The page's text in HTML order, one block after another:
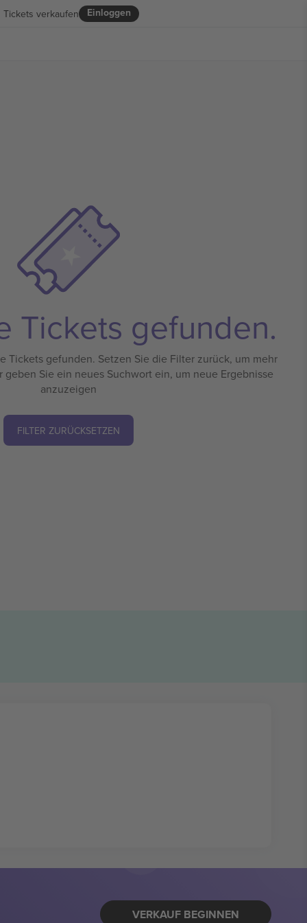
Einloggen
Tickets verkaufen
Tickets gefunden.
Tickets gefunden. Setzen Sie die Filter zurück, um mehr
Sie ein neues Suchwort ein, um neue Ergebnisse
anzuzeigen
FILTER ZURÜCKSETZEN
VERKAUF BEGINNEN